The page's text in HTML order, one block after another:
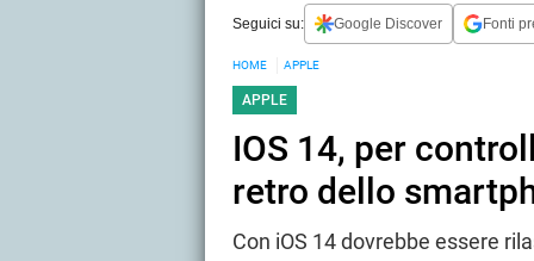
Seguici su: Google Discover Fonti
HOME APPLE
APPLE
IOS 14, per
retro dello
Con iOS 14 dovrebbe essere